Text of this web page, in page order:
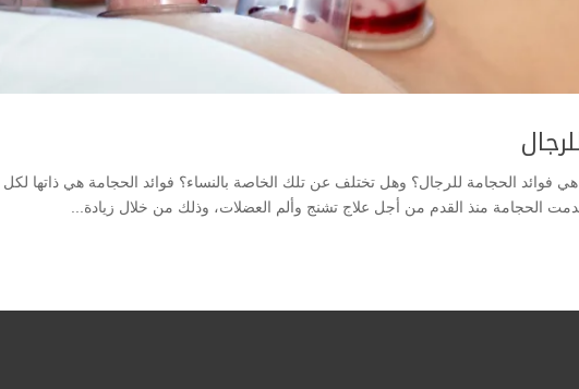
الحجامة منذ القدم من أجل علاج تشنج وألم العضلات، وذلك من خلال زيادة...